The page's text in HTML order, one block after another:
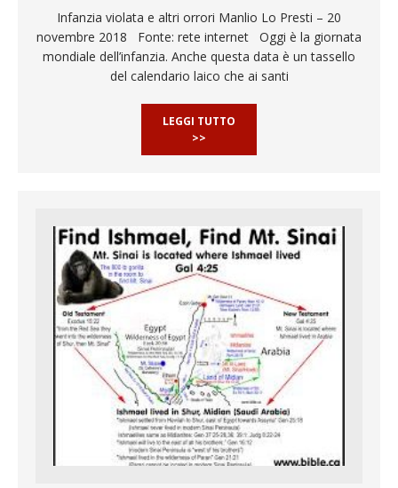
Infanzia violata e altri orrori Manlio Lo Presti – 20
novembre 2018 Fonte: rete internet Oggi è la giornata
mondiale dell’infanzia. Anche questa data è un tassello
del calendario laico che ai santi
LEGGI TUTTO
>>